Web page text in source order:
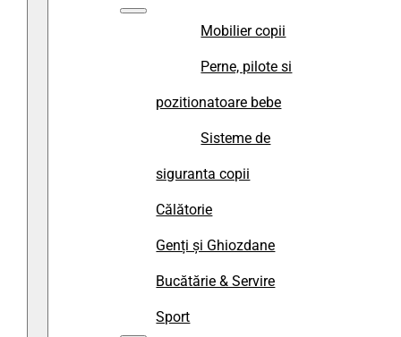
Mobilier copii
Perne, pilote si
pozitionatoare bebe
Sisteme de
siguranta copii
Călătorie
Genți și Ghiozdane
Bucătărie & Servire
Sport